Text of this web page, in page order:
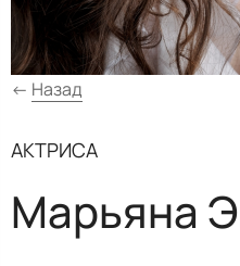
← Назад
АКТРИСА
Марьяна